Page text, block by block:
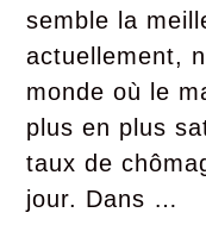
semble la
actuellement,
monde où le
plus en plus
taux de
jour. Dans …